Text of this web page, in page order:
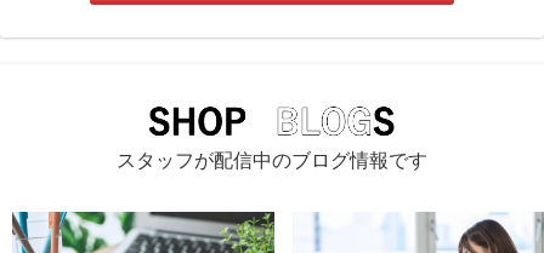
スタッフが配信中のブログ情報です